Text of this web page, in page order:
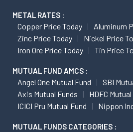
METAL RATES :
Copper Price Today
Aluminum
Zinc Price Today
Nickel Price
Iron Ore Price Today
Tin Price
MUTUAL FUND AMCS :
Angel One Mutual Fund
SBI
Axis Mutual Funds
HDFC
ICICI Pru Mutual Fund
Nippon
MUTUAL FUNDS CATEGORIES :